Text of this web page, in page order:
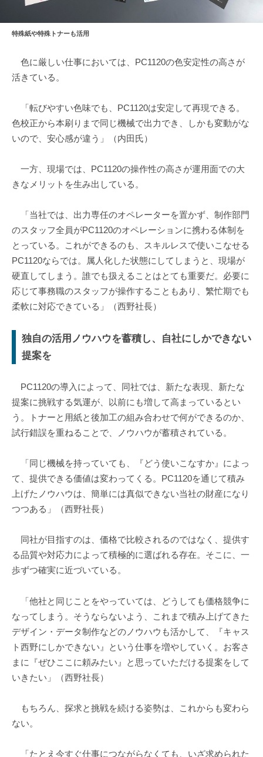
特殊紙や特殊トナーも活用
色に厳しい仕事においては、PC1120の色安定性の高さが
活きている。
「転びやすい色味でも、PC1120は安定して再現できる。
色校正から本刷りまで同じ機械で出力でき、しかも変動がな
いので、安心感が違う」（内田氏）
一方、現場では、PC1120の操作性の高さが運用面での大
きなメリットを生み出している。
「当社では、出力専任のオペレーターを置かず、制作部門
のスタッフ全員がPC1120のオペレーションに携わる体制を
とっている。これができるのも、スキルレスで使いこなせる
PC1120ならでは。属人化した状態にしてしまうと、現場が
硬直してしまう。誰でも扱えることはとても重要だ。必要に
応じて事務職のスタッフが操作することもあり、繁忙期でも
柔軟に対応できている」（西野社長）
独自の活用ノウハウを蓄積し、自社にしかできない
提案を
PC1120の導入によって、同社では、新たな表現、新たな
提案に挑戦する気運が、以前にも増して高まっているとい
う。トナーと用紙と後加工の組み合わせで何ができるのか、
試行錯誤を重ねることで、ノウハウが蓄積されている。
「同じ機械を持っていても、『どう使いこなすか』によっ
て、提供できる価値は変わってくる。PC1120を通じて積み
上げたノウハウは、簡単には真似できない当社の財産になり
つつある」（西野社長）
同社が目指すのは、価格で比較されるのではなく、提供す
る品質や対応力によって積極的に選ばれる存在。そこに、一
歩ずつ確実に近づいている。
「他社と同じことをやっていては、どうしても価格競争に
なってしまう。そうならないよう、これまで積み上げてきた
デザイン・データ制作などのノウハウも活かして、『キャス
ト西野にしかできない』という仕事を増やしていく。お客さ
まに『ぜひここに頼みたい』と思っていただける提案をして
いきたい」（西野社長）
もちろん、探求と挑戦を続ける姿勢は、これからも変わら
ない。
「たとえ今すぐ仕事につながらなくても、いざ求められた